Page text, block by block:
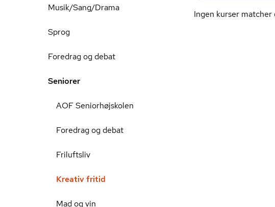
Musik/Sang/Drama
Sprog
Foredrag og debat
Seniorer
AOF Seniorhøjskolen
Foredrag og debat
Friluftsliv
Kreativ fritid
Mad og vin
Ingen kurser